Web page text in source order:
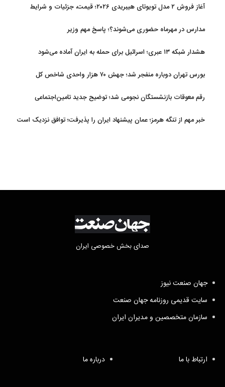
آغاز فروش ۲ مدل تویوتای هیبریدی ۲۰۲۶؛ قیمت، جزئیات و شرایط
مدارس در مهرماه حضوری می‌شوند؟؛ پاسخ مهم وزیر
هشدار شبکه ۱۳ عبری؛ اسرائیل برای حمله به ایران آماده می‌شود
بورس تهران دوباره منفجر شد؛ جهش ۷۰ هزار واحدی شاخص کل
رقم معوقات بازنشستگان نجومی شد؛ توضیح جدید تامین‌اجتماعی
خبر مهم از تنگه هرمز؛ عمان پیشنهاد ایران را پذیرفت؛ توافق نزدیک است
صدای بخش خصوصی ایران
جهان صنعت نیوز
سایت قدیمی روزنامه جهان صنعت
سازمان متخصصین و مدیران ایران
ارتباط با ما درباره ما